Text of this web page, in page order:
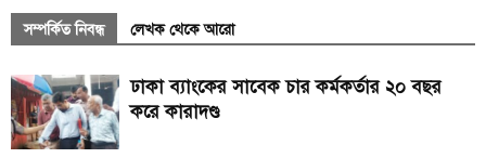
সম্পর্কিত নিবন্ধ লেখক থেকে আরো
ঢাকা ব্যাংকের সাবেক চার কর্মকর্তার ২০ বছর
করে কারাদণ্ড